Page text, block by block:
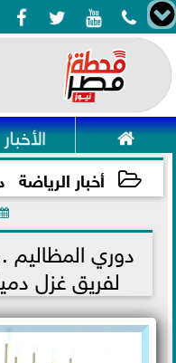
   
 الأخبار
أخبار الرياضة
دوري المظاليم
لفريق غزل